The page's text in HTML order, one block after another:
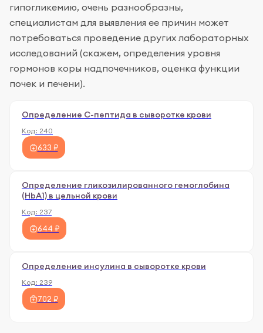
гипогликемию, очень разнообразны,
специалистам для выявления ее причин может
потребоваться проведение других лабораторных
исследований (скажем, определения уровня
гормонов коры надпочечников, оценка функции
почек и печени).
Определение C-пептида в сыворотке крови
Код: 240
633 ₽
Определение гликозилированного гемоглобина
(HbA1) в цельной крови
Код: 237
644 ₽
Определение инсулина в сыворотке крови
Код: 239
702 ₽